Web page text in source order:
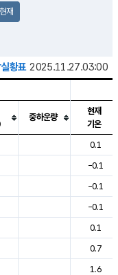
현재
황표 2025.11.27.03:00
람, 기압등을 안내한 표입
중하운량
현재
기온
0.1
-0.1
-0.1
-0.1
0.1
0.7
1.6